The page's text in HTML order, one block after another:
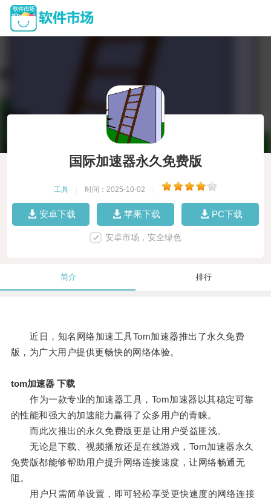
国际加速器永久免费版
工具 时间：2025-10-02
安卓下载 苹果下载 PC下载
安卓市场，安全绿色
简介 排行
近日，知名网络加速工具Tom加速器推出了永久免费
版，为广大用户提供更畅快的网络体验。
tom加速器 下载
作为一款专业的加速器工具，Tom加速器以其稳定可靠
的性能和强大的加速能力赢得了众多用户的青睐。
而此次推出的永久免费版更是让用户受益匪浅。
无论是下载、视频播放还是在线游戏，Tom加速器永久
免费版都能够帮助用户提升网络连接速度，让网络畅通无
阻。
用户只需简单设置，即可轻松享受更快速度的网络连接